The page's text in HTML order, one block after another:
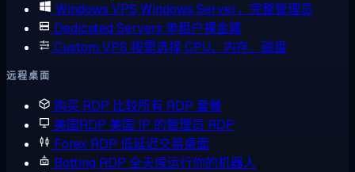
Windows VPS Windows Server，完整管理员
Dedicated Servers 单租户裸金属
Custom VPS 按需选择 CPU、内存、磁盘
远程桌面
购买 RDP 比较所有 RDP 套餐
美国RDP 美国 IP 的管理员 RDP
Forex RDP 低延迟交易桌面
Botting RDP 全天候运行你的机器人